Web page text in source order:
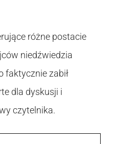
różne postacie
niedźwiedzia
faktycznie zabił
dla dyskusji i
czytelnika.